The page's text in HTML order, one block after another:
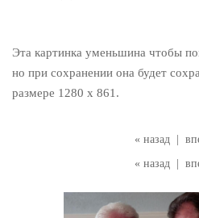
« назад
« назад
Эта картинка уменьшина чтобы
но при сохранении она будет
размере 1280 x 861.